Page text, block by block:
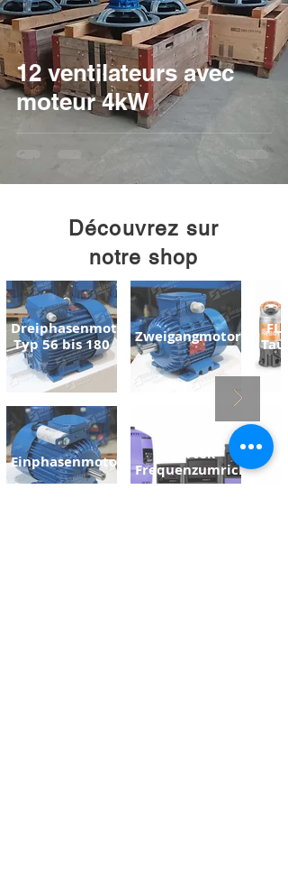
12 ventilateurs avec
moteur 4kW
Découvrez sur
notre shop
Dreiphasenmotoren
Typ 56 bis 180
Einphasenmotoren
Zweigangmotoren
Invertek
Frequenzumrichter